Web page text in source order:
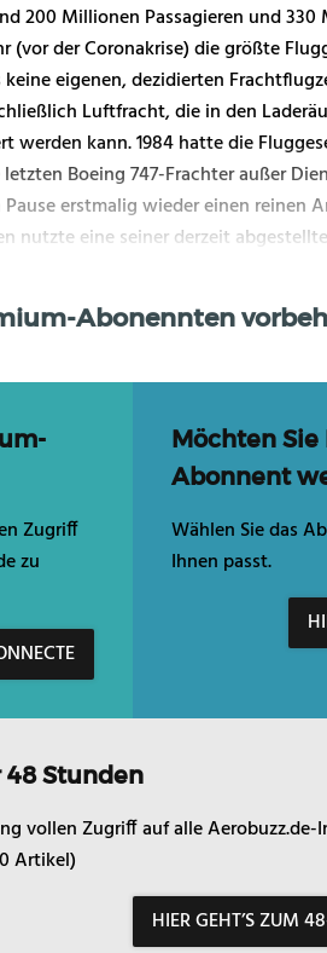
200 Millionen Passagieren und 330
(vor der Coronakrise) die größte
eigenen, dezidierten
Luftfracht, die in den
werden kann. 1984 hatte die
Boeing 747-Frachter außer
Pause erstmalig wieder einen reinen
nutzte eine seiner derzeit
Abonennten
Zugriff
zu
Möchten
Abonnent
Wählen Sie das
Ihnen passt.
Stunden
vollen Zugriff auf alle
Artikel)
HIER GEHT’S ZUM